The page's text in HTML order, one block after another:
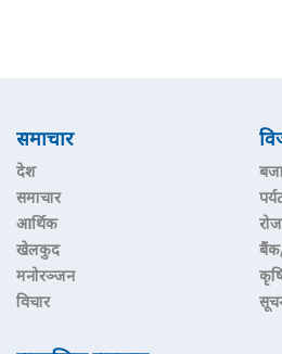
समाचार
देश
समाचार
आर्थिक
खेलकुद
मनोरञ्जन
विचार
बैंक/